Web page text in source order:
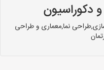
شهرها
دکوراسیون
نما,معماری و طراحی